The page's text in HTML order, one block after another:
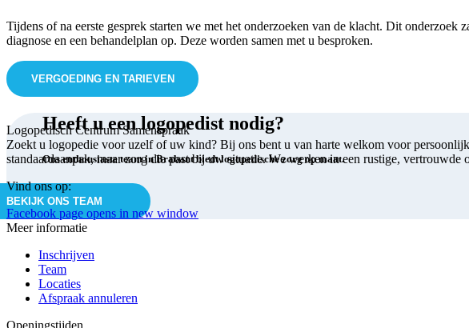
Tijdens of na eerste gesprek starten we met het onderzoeken van de klacht. Dit onderzoek
diagnose en een behandelplan op. Deze worden samen met u besproken.
VERGOEDING EN TARIEVEN
Heeft u een logopedist nodig?
Ons enthousiaste team in Brabant biedt logopedische zorg op maat.
BEKIJK ONS TEAM
Logopedisch Centrum Samenspraak
Zoekt u logopedie voor uzelf of uw kind? Bij ons bent u van harte welkom voor
standaardaanpak, maar zorg die past bij uw situatie. We werken in een rustige,
Vind ons op:
Facebook page opens in new window
Meer informatie
Inschrijven
Team
Locaties
Afspraak annuleren
Openingstijden